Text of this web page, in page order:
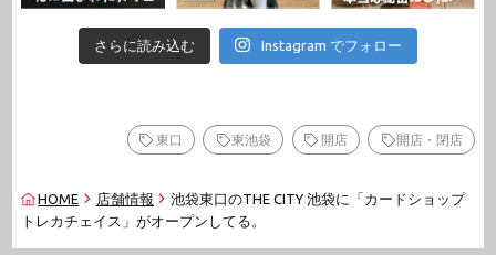
さらに読み込む Instagram でフォロー
東口 東池袋 開店 開店・閉店
HOME 店舗情報
池袋東口のTHE CITY 池袋に「カードショップ
トレカチェイス」がオープンしてる。